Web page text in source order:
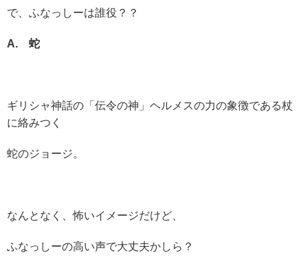
で、ふなっしーは誰役？？
A. 蛇
ギリシャ神話の「伝令の神」ヘルメスの力の象徴である杖
に絡みつく
蛇のジョージ。
なんとなく、怖いイメージだけど、
ふなっしーの高い声で大丈夫かしら？